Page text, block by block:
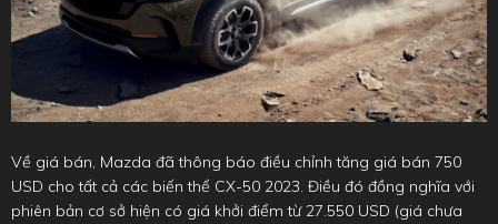
Về giá bán, Mazda đã thông báo điều chỉnh tăng giá bán 750
USD cho tất cả các biến thể CX-50 2023. Điều đó đồng nghĩa với
phiên bản cơ sở hiện có giá khởi điểm từ 27.550 USD (giá chưa